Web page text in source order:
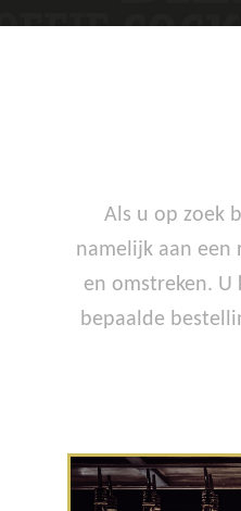
Als u op zoek
namelijk aan een
en omstreken.
bepaalde